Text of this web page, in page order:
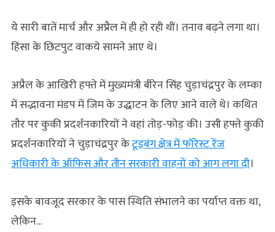
ये सारी बातें मार्च और अप्रैल में ही हो रही थीं। तनाव बढ़ने लगा था।
हिंसा के छिटपुट वाकये सामने आए थे।
अप्रैल के आखिरी हफ्ते में मुख्यमंत्री बीरेन सिंह चुड़ाचंद्रपुर के लम्का
में सद्भावना मंडप में जिम के उद्धाटन के लिए आने वाले थे। कथित
तौर पर कुकी प्रदर्शनकारियों ने वहां तोड़-फोड़ की। उसी हफ्ते कुकी
प्रदर्शनकारियों ने चुड़ाचंद्रपुर केटूइबंग क्षेत्र में फॉरेस्ट रेंज
अधिकारी के ऑफिस और तीन सरकारी वाहनों को आग लगा दी।
इसके बावजूद सरकार के पास स्थिति संभालने का पर्याप्त वक्त था,
लेकिन…